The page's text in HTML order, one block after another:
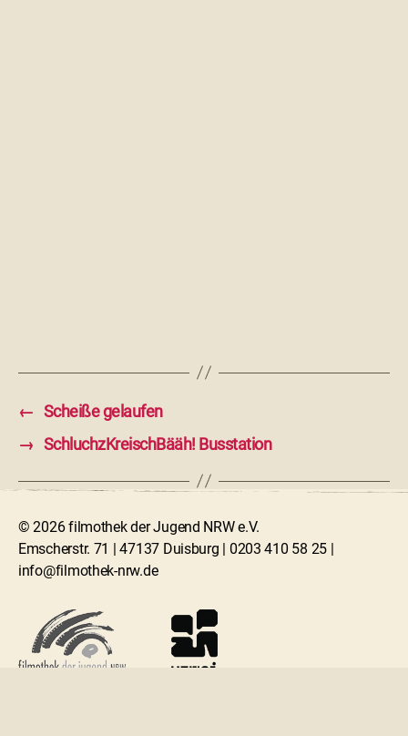
← Scheiße gelaufen
→ SchluchzKreischBääh! Busstation
© 2026 filmothek der Jugend NRW e.V.
Emscherstr. 71 | 47137 Duisburg | 0203 410 58 25 |
info@filmothek-nrw.de